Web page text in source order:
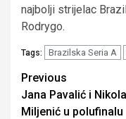
najbolji strijelac
Rodrygo.
Tags: Brazilska Seria A
Continue
Reading
Previous
Jana Pavalić i Nikola
Miljenić u polufinalu